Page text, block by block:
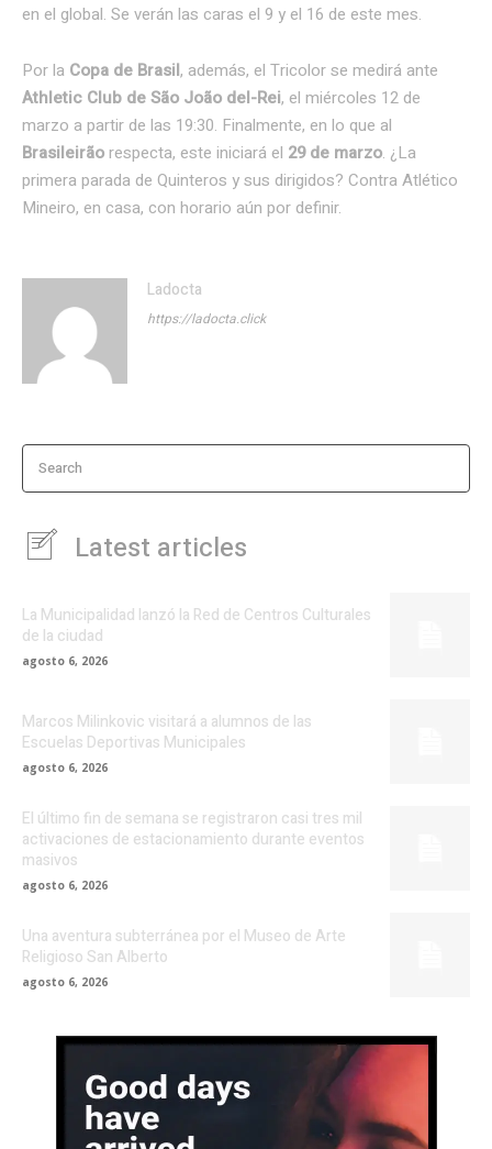
en el global. Se verán las caras el 9 y el 16 de este mes.
Por la Copa de Brasil, además, el Tricolor se medirá ante
Athletic Club de São João del-Rei, el miércoles 12 de
marzo a partir de las 19:30. Finalmente, en lo que al
Brasileirão respecta, este iniciará el 29 de marzo. ¿La
primera parada de Quinteros y sus dirigidos? Contra Atlético
Mineiro, en casa, con horario aún por definir.
Ladocta
https://ladocta.click
Search
Latest articles
La Municipalidad lanzó la Red de Centros Culturales
de la ciudad
agosto 6, 2026
Marcos Milinkovic visitará a alumnos de las
Escuelas Deportivas Municipales
agosto 6, 2026
El último fin de semana se registraron casi tres mil
activaciones de estacionamiento durante eventos
masivos
agosto 6, 2026
Una aventura subterránea por el Museo de Arte
Religioso San Alberto
agosto 6, 2026